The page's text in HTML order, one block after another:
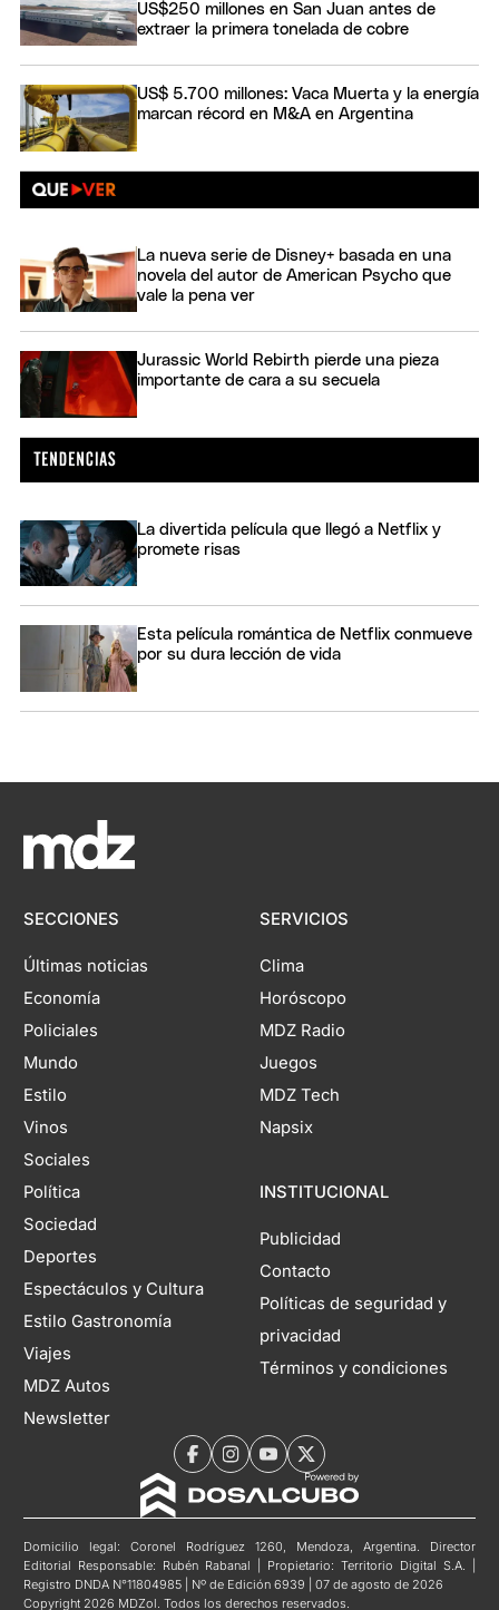
US$250 millones en San Juan antes de
extraer la primera tonelada de cobre
US$ 5.700 millones: Vaca Muerta y la energía
marcan récord en M&A en Argentina
La nueva serie de Disney+ basada en una
novela del autor de American Psycho que
vale la pena ver
Jurassic World Rebirth pierde una pieza
importante de cara a su secuela
La divertida película que llegó a Netflix y
promete risas
Esta película romántica de Netflix conmueve
por su dura lección de vida
SECCIONES
Últimas noticias
Economía
Policiales
Mundo
Estilo
Vinos
Sociales
Política
Sociedad
Deportes
Espectáculos y Cultura
Estilo Gastronomía
Viajes
MDZ Autos
Newsletter
SERVICIOS
Clima
Horóscopo
MDZ Radio
Juegos
MDZ Tech
Napsix
INSTITUCIONAL
Publicidad
Contacto
Políticas de seguridad y
privacidad
Términos y condiciones
Domicilio legal: Coronel Rodríguez 1260, Mendoza, Argentina. Director
Editorial Responsable: Rubén Rabanal | Propietario: Territorio Digital S.A. |
Registro DNDA N°11804985 | Nº de Edición 6939 | 07 de agosto de 2026
Copyright 2026 MDZol. Todos los derechos reservados.